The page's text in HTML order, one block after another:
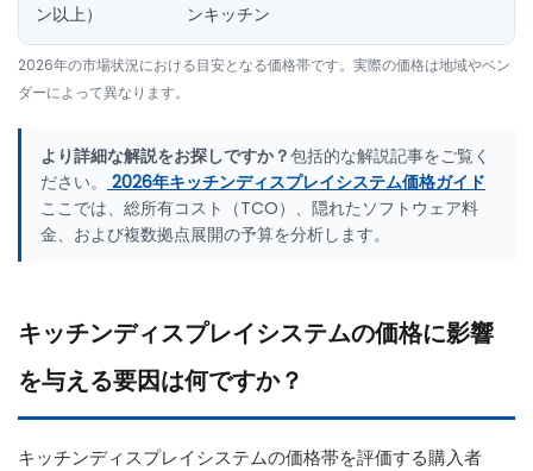
ン以上） ンキッチン
2026年の市場状況における目安となる価格帯です。実際の価格は地域やベン
ダーによって異なります。
より詳細な解説をお探しですか？包括的な解説記事をご覧く
ださい。
2026年キッチンディスプレイシステム価格ガイド
ここでは、総所有コスト（TCO）、隠れたソフトウェア料
金、および複数拠点展開の予算を分析します。
キッチンディスプレイシステムの価格に影響
を与える要因は何ですか？
キッチンディスプレイシステムの価格帯を評価する購入者